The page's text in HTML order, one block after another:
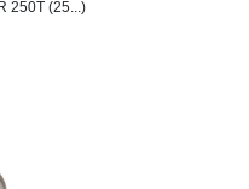
250T (25...)